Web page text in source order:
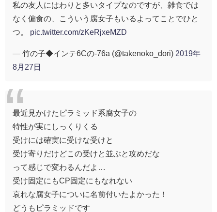
私の友人にはわりと多いタイプなのですが、雑食では
なく偏食の、こういう腐女子もいるよってことでひと
つ。 pic.twitter.com/zKeRjxeMZD
— 竹の子◆インテ6Cの-76a (@takenoko_dori) 2019年
8月27日
最近見かけたピラミッド系腐女子の
特性が実にしっくりくる
受けには確実に受けな受けと
受け寄りだけどこの受けと並ぶと攻めだな
って感じで変わるんだよ…
受け固定にもCP固定にもなれない
哀れな腐女子についに名前付いたよかった！
どうもピラミッドです